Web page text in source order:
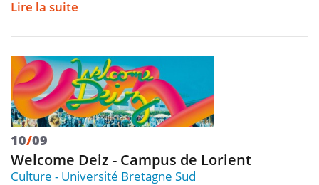
Lire la suite
10/09
Welcome Deiz - Campus de Lorient
Culture
Université Bretagne Sud